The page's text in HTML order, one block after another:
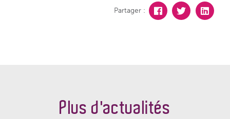
Partager :
Plus d'actualités